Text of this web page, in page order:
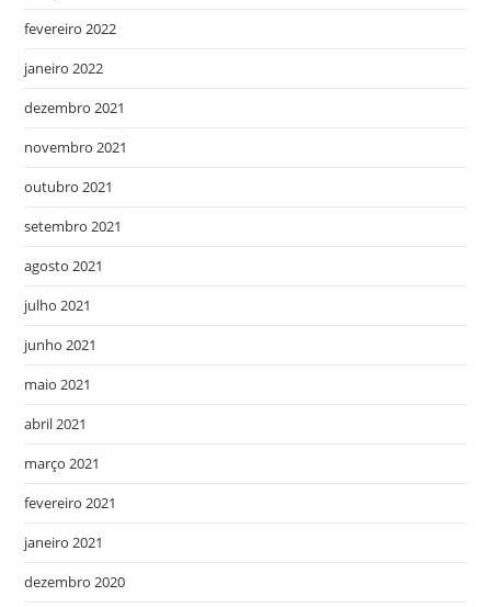
fevereiro 2022
janeiro 2022
dezembro 2021
novembro 2021
outubro 2021
setembro 2021
agosto 2021
julho 2021
junho 2021
maio 2021
abril 2021
março 2021
fevereiro 2021
janeiro 2021
dezembro 2020